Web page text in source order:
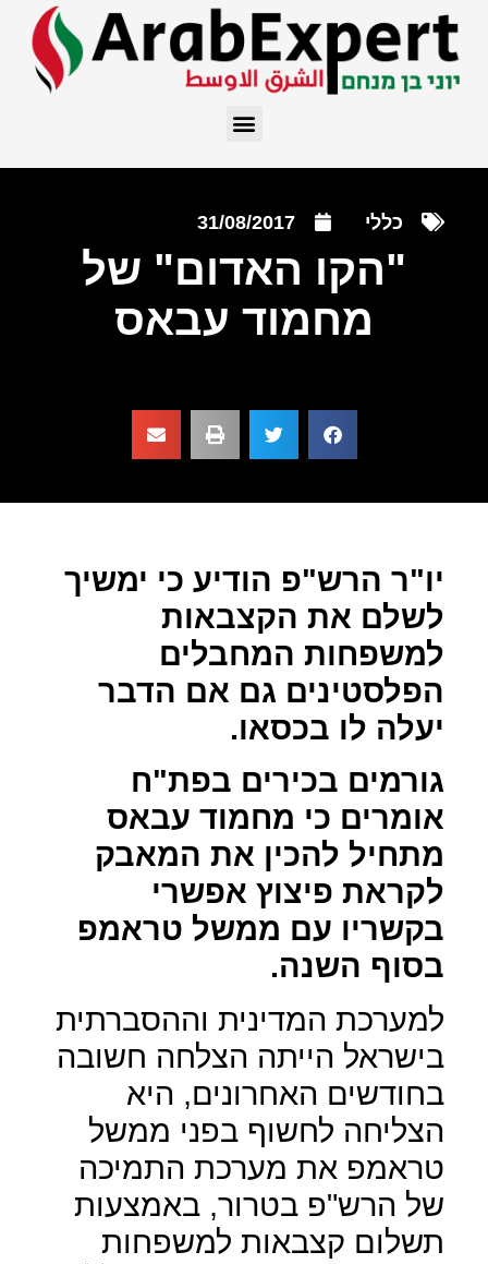
כללי 31/08/2017
"הקו האדום" של
מחמוד עבאס
יו"ר הרש"פ הודיע כי ימשיך
לשלם את הקצבאות
למשפחות המחבלים
הפלסטינים גם אם הדבר
יעלה לו בכסאו.
גורמים בכירים בפת"ח
אומרים כי מחמוד עבאס
מתחיל להכין את המאבק
לקראת פיצוץ אפשרי
בקשריו עם ממשל טראמפ
בסוף השנה.
למערכת המדינית וההסברתית
בישראל הייתה הצלחה חשובה
בחודשים האחרונים, היא
הצליחה לחשוף בפני ממשל
טראמפ את מערכת התמיכה
של הרש"פ בטרור, באמצעות
תשלום קצבאות למשפחות